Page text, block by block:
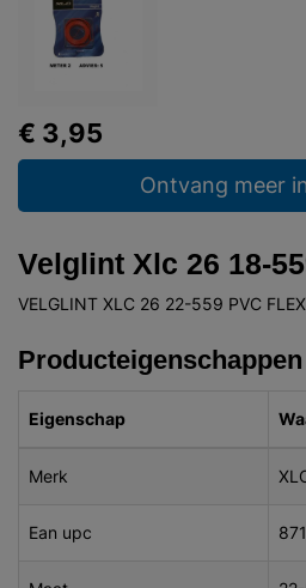
€ 3,95
Ontvang meer
Velglint Xlc 26 18-
VELGLINT XLC 26 22-559 PVC FLEX
Producteigenschappen
Eigenschap
Merk
Ean upc